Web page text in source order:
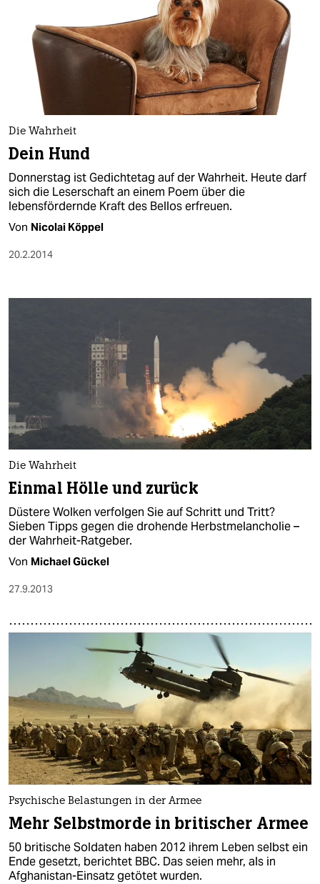
Die Wahrheit
Dein Hund
Donnerstag ist Gedichtetag auf der Wahrheit. Heute darf
sich die Leserschaft an einem Poem über die
lebensfördernde Kraft des Bellos erfreuen.
Von Nicolai Köppel
20.2.2014
Die Wahrheit
Einmal Hölle und zurück
Düstere Wolken verfolgen Sie auf Schritt und Tritt?
Sieben Tipps gegen die drohende Herbstmelancholie –
der Wahrheit-Ratgeber.
Von Michael Gückel
27.9.2013
Psychische Belastungen in der Armee
Mehr Selbstmorde in britischer Armee
50 britische Soldaten haben 2012 ihrem Leben selbst ein
Ende gesetzt, berichtet BBC. Das seien mehr, als in
Afghanistan-Einsatz getötet wurden.